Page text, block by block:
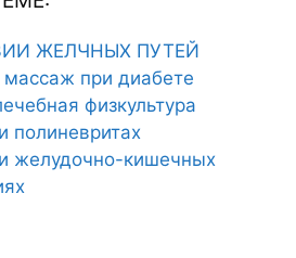
ЖЕЛЧНЫХ ПУТЕЙ
массаж при диабете
физкультура
полиневритах
желудочно-кишечных